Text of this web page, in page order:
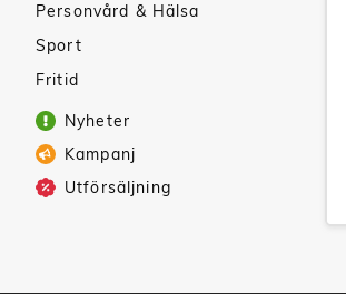
Personvård & Hälsa
Sport
Fritid
Nyheter
Kampanj
Utförsäljning